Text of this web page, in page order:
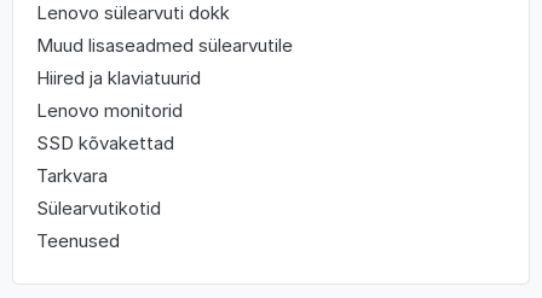
Lenovo sülearvuti dokk
Muud lisaseadmed sülearvutile
Hiired ja klaviatuurid
Lenovo monitorid
SSD kõvakettad
Tarkvara
Sülearvutikotid
Teenused